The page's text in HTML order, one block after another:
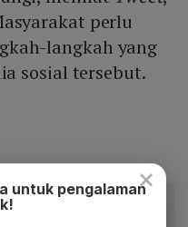
perlu
langkah yang
sosial tersebut.
mobile.
×
untuk pengalaman